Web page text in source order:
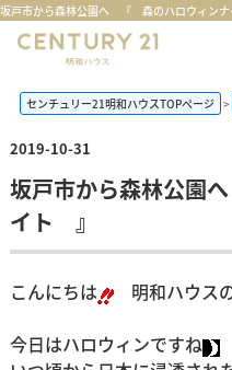
センチュリー21明和ハウスTOPページ
2019-10-31
坂戸市から森林公園
イト 』
こんにちは
明和ハウス
今日はハロウィンですね